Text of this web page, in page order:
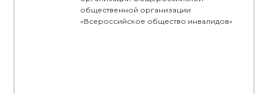
общественной организации
«Всероссийское общество инвалидов»